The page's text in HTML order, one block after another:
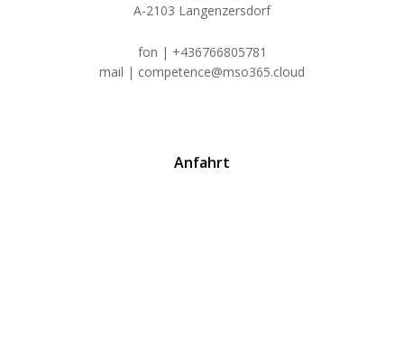
A-2103 Langenzersdorf
fon | +436766805781
mail | competence@mso365.cloud
Anfahrt